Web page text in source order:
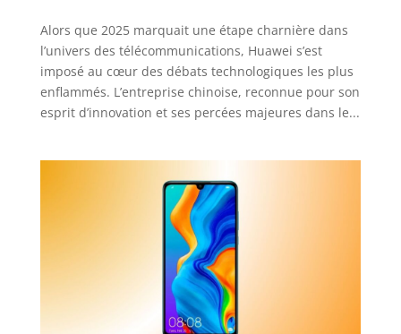
Alors que 2025 marquait une étape charnière dans
l’univers des télécommunications, Huawei s’est
imposé au cœur des débats technologiques les plus
enflammés. L’entreprise chinoise, reconnue pour son
esprit d’innovation et ses percées majeures dans le...